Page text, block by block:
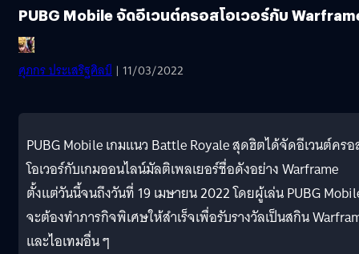
PUBG Mobile จัดอีเวนต์ครอสโอเวอร์กับ
ศุภกร ประเสริฐศิลป์ | 11/03/2022
PUBG Mobile เกมแนว Battle Royale สุดฮิตได้จัดอีเวนต์คร
โอเวอร์กับเกมออนไลน์มัลติเพลเยอร์ชื่อดังอย่าง Warframe
ตั้งแต่วันนี้จนถึงวันที่ 19 เมษายน 2022 โดยผู้เล่น PUBG
จะต้องทำภารกิจพิเศษให้สำเร็จเพื่อรับรางวัลเป็นสกิน
และไอเทมอื่น ๆ